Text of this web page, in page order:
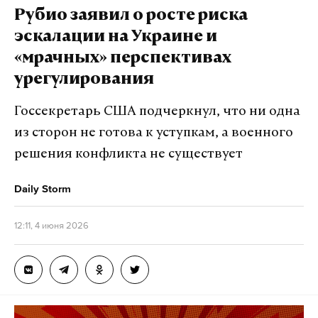
Рубио заявил о росте риска
эскалации на Украине и
«мрачных» перспективах
урегулирования
Госсекретарь США подчеркнул, что ни одна
из сторон не готова к уступкам, а военного
решения конфликта не существует
Daily Storm
12:11, 4 июня 2026